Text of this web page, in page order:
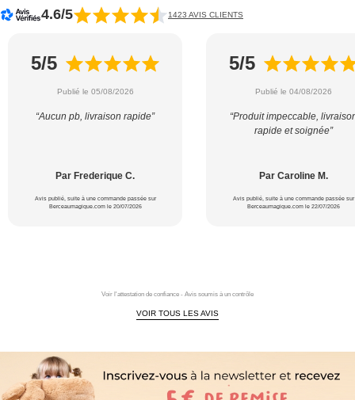
4.6/5 1423 AVIS CLIENTS
5/5
Publié le 05/08/2026
“Aucun pb, livraison rapide”
Par Frederique C.
Avis publié, suite à une commande passée sur
Berceaumagique.com le 20/07/2026
5/5
Publié le 04/08/2026
“Produit impeccable,
rapide et soignée”
Par Caroline M.
Avis publié, suite à une commande passée sur
Berceaumagique.com le 22/07/2026
Voir l'attestation de confiance - Avis soumis à un contrôle
VOIR TOUS LES AVIS